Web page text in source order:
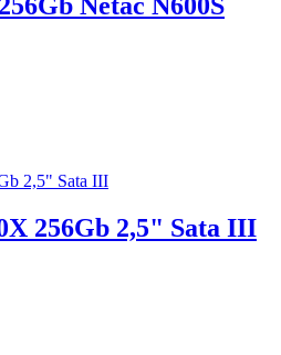
256Gb 2,5" Sata III